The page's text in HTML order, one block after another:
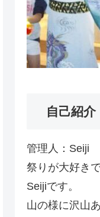
自己紹
管理人：Seiji
祭りが大好き
Seijiです。
山の様に沢山